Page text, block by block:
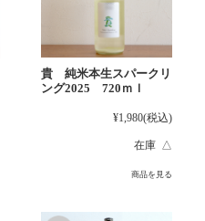
貴 純米本生スパークリ
ング2025 720ｍｌ
¥1,980(税込)
在庫 △
商品を見る